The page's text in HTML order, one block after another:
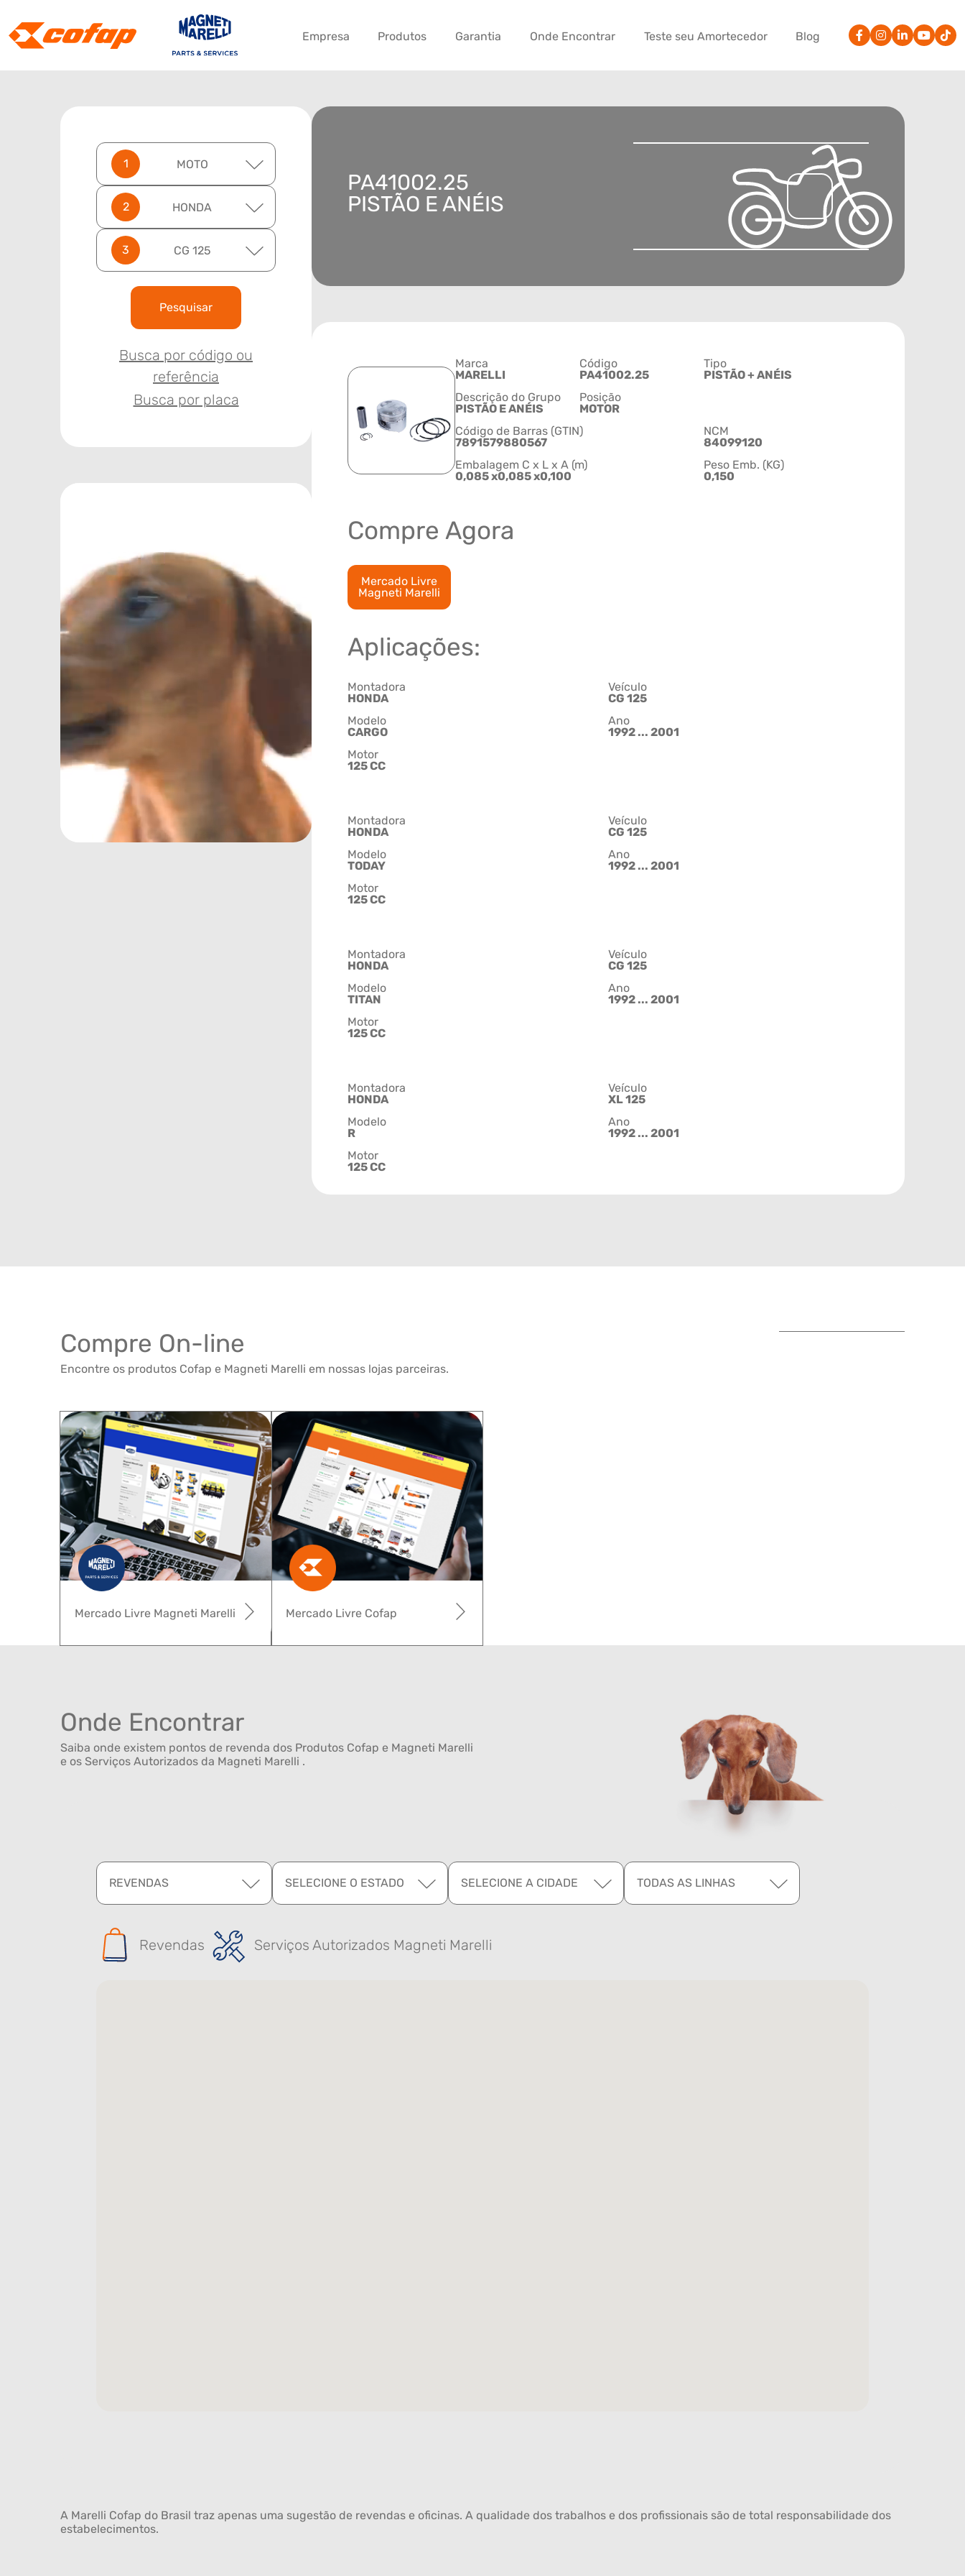
Empresa Produtos Garantia Onde Encontrar Teste seu Amortecedor Blog
MOTO
HONDA
CG 125
Pesquisar
Busca por código ou
referência
Busca por placa
PA41002.25
PISTÃO E ANÉIS
Marca
MARELLI
Código
PA41002.25
Tipo
PISTÃO + ANÉIS
Descrição do Grupo
PISTÃO E ANÉIS
Posição
MOTOR
Código de Barras (GTIN)
7891579880567
NCM
84099120
Embalagem C x L x A (m)
0,085 x0,085 x0,100
Peso Emb. (KG)
0,150
Compre Agora
Mercado Livre
Magneti Marelli
Aplicações:
Montadora
HONDA
Veículo
CG 125
Modelo
CARGO
Ano
1992 ... 2001
Motor
125 CC
Montadora
HONDA
Veículo
CG 125
Modelo
TODAY
Ano
1992 ... 2001
Motor
125 CC
Montadora
HONDA
Veículo
CG 125
Modelo
TITAN
Ano
1992 ... 2001
Motor
125 CC
Montadora
HONDA
Veículo
XL 125
Modelo
R
Ano
1992 ... 2001
Motor
125 CC
Compre On-line
Encontre os produtos Cofap e Magneti Marelli em nossas lojas parceiras.
Mercado Livre Cofap
Mercado Livre Magneti Marelli
Onde Encontrar
Saiba onde existem pontos de revenda dos Produtos Cofap e Magneti Marelli
e os Serviços Autorizados da Magneti Marelli .
REVENDAS SELECIONE O ESTADO SELECIONE A CIDADE TODAS AS LINHAS
Revendas Serviços Autorizados Magneti Marelli
A Marelli Cofap do Brasil traz apenas uma sugestão de revendas e oficinas. A qualidade dos trabalhos e dos profissionais são de total responsabilidade dos
estabelecimentos.